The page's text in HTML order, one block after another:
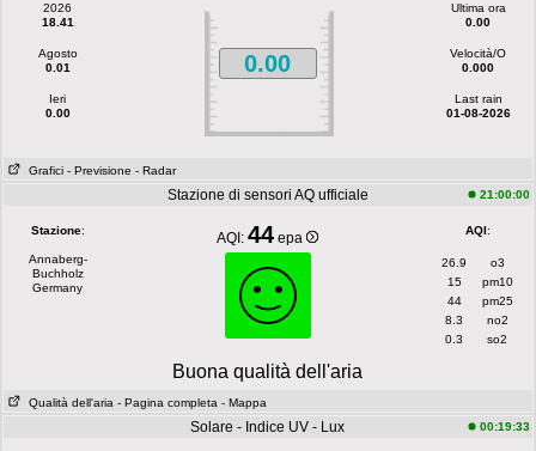
2026
18.41
Agosto
0.01
Ieri
0.00
0.00
Ultima ora
0.00
Velocità/O
0.000
Last rain
01-08-2026
Grafici - Previsione - Radar
Stazione di sensori AQ ufficiale 21:00:00
Stazione:
Annaberg-
Buchholz
Germany
AQI:44 epa AQI:
26.9
o3
15
pm10
44
pm25
8.3
no2
0.3
so2
Buona qualità dell'aria
Qualità dell'aria - Pagina completa - Mappa
Solare - Indice UV - Lux 00:19:33